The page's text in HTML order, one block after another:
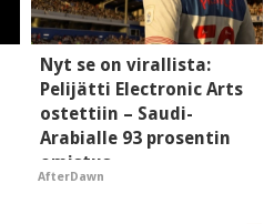
Nyt se on virallista:
Pelijätti Electronic Arts
ostettiin – Saudi-
Arabialle 93 prosentin
omistus
AfterDawn